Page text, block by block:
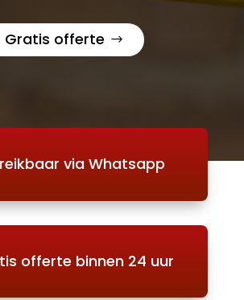
Gratis offerte
via Whatsapp
offerte binnen 24 uur